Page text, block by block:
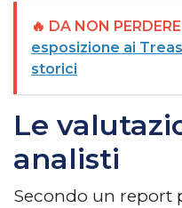
🔥 DA NON
esposizione ai
storici
Le
analisti
Secondo un report